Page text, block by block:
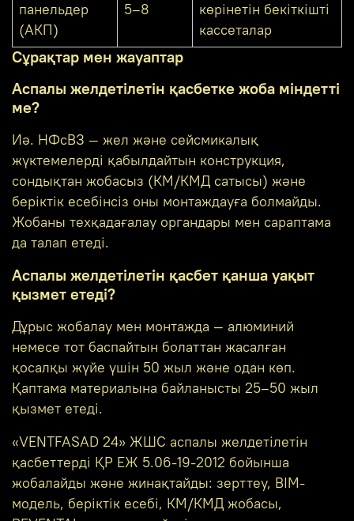
панельдер
(АКП)
5–8
көрінетін бекіткішті
кассеталар
Сұрақтар мен жауаптар
Аспалы желдетілетін қасбетке жоба міндетті
ме?
Иә. НФсВЗ — жел және сейсмикалық
жүктемелерді қабылдайтын конструкция,
сондықтан жобасыз (КМ/КМД сатысы) және
беріктік есебінсіз оны монтаждауға болмайды.
Жобаны техқадағалау органдары мен сараптама
да талап етеді.
Аспалы желдетілетін қасбет қанша уақыт
қызмет етеді?
Дұрыс жобалау мен монтажда — алюминий
немесе тот баспайтын болаттан жасалған
қосалқы жүйе үшін 50 жыл және одан көп.
Қаптама материалына байланысты 25–50 жыл
қызмет етеді.
«VENTFASAD 24» ЖШС аспалы желдетілетін
қасбеттерді ҚР ЕЖ 5.06-19-2012 бойынша
жобалайды және жинақтайды: зерттеу, BIM-
модель, беріктік есебі, КМ/КМД жобасы,